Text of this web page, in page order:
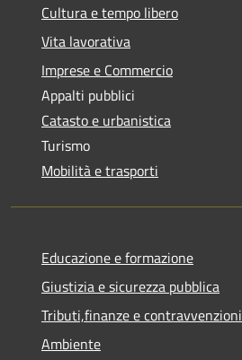
Cultura e tempo libero
Vita lavorativa
Imprese e Commercio
Appalti pubblici
Catasto e urbanistica
Turismo
Mobilità e trasporti
Educazione e formazione
Giustizia e sicurezza pubblica
Tributi,finanze e contravvenzioni
Ambiente